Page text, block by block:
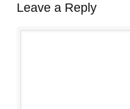
Leave a Reply